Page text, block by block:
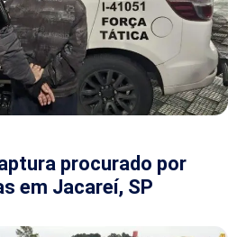
procurado por
em Jacareí, SP